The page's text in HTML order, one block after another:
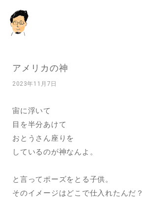
アメリカの神
2023年11月7日
宙に浮いて
目を半分あけて
おとうさん座りを
しているのが神なんよ。
と言ってポーズをとる子供。
そのイメージはどこで仕入れたんだ？